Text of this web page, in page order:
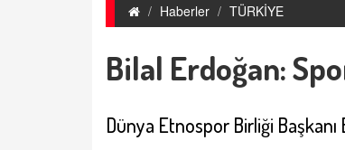
Haberler TÜRKİYE
Bilal Erdoğan:
Dünya Etnospor Birliği Başkanı